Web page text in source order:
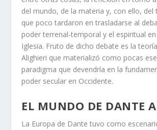
del mundo, de la materia y, con ello, del
que poco tardaron en trasladarse al
poder terrenal-temporal y el espiritual
Iglesia. Fruto de dicho debate es la
Alighieri que materializó como pocas
paradigma que devendría en la
poder secular en Occidente.
EL MUNDO DE DANTE
La Europa de Dante tuvo como